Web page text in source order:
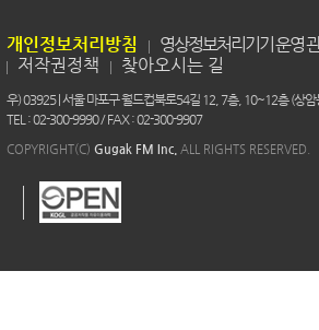
개인정보처리방침 영상정보처리기기 운영
저작권정책
찾아오시는 길
우) 03925 | 서울 마포구 월드컵북로54길 12, 7층, 10~12층 (상
TEL : 02-300-9990 / FAX : 02-300-9907
COPYRIGHT(C) Gugak FM Inc. ALL RIGHTS RESERVED.